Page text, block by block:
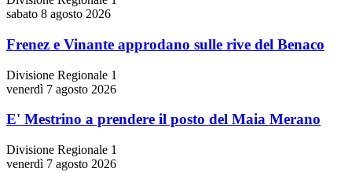
sabato 8 agosto 2026
Frenez e Vinante approdano sulle rive del Benaco
Divisione Regionale 1
venerdì 7 agosto 2026
E' Mestrino a prendere il posto del Maia Merano
Divisione Regionale 1
venerdì 7 agosto 2026